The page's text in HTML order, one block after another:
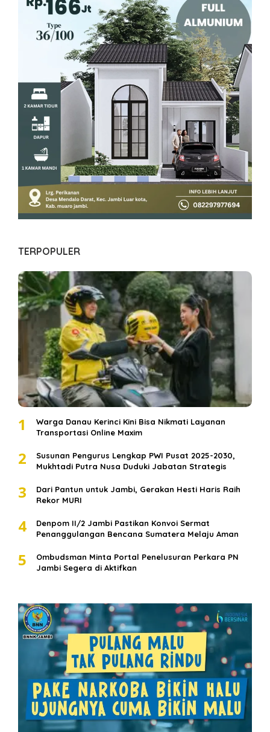
TERPOPULER
1
Warga Danau Kerinci Kini Bisa Nikmati Layanan
Transportasi Online Maxim
2
Susunan Pengurus Lengkap PWI Pusat 2025-2030,
Mukhtadi Putra Nusa Duduki Jabatan Strategis
3
Dari Pantun untuk Jambi, Gerakan Hesti Haris Raih
Rekor MURI
4
Denpom II/2 Jambi Pastikan Konvoi Sermat
Penanggulangan Bencana Sumatera Melaju Aman
5
Ombudsman Minta Portal Penelusuran Perkara PN
Jambi Segera di Aktifkan